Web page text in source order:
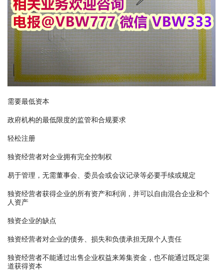
需要最低资本
政府机构的最低限度的监管和合规要求
轻松注册
独资经营者对企业拥有完全控制权
易于管理，无需董事会、委员会或会议记录等必要手续或规定
独资经营者获得企业的所有资产和利润，并可以自由混合企业和个
人资产
独资企业的缺点
独资经营者对企业的债务、损失和负债承担无限个人责任
独资经营者不能通过出售企业权益来筹集资金，也不能通过既定渠
道获得资本